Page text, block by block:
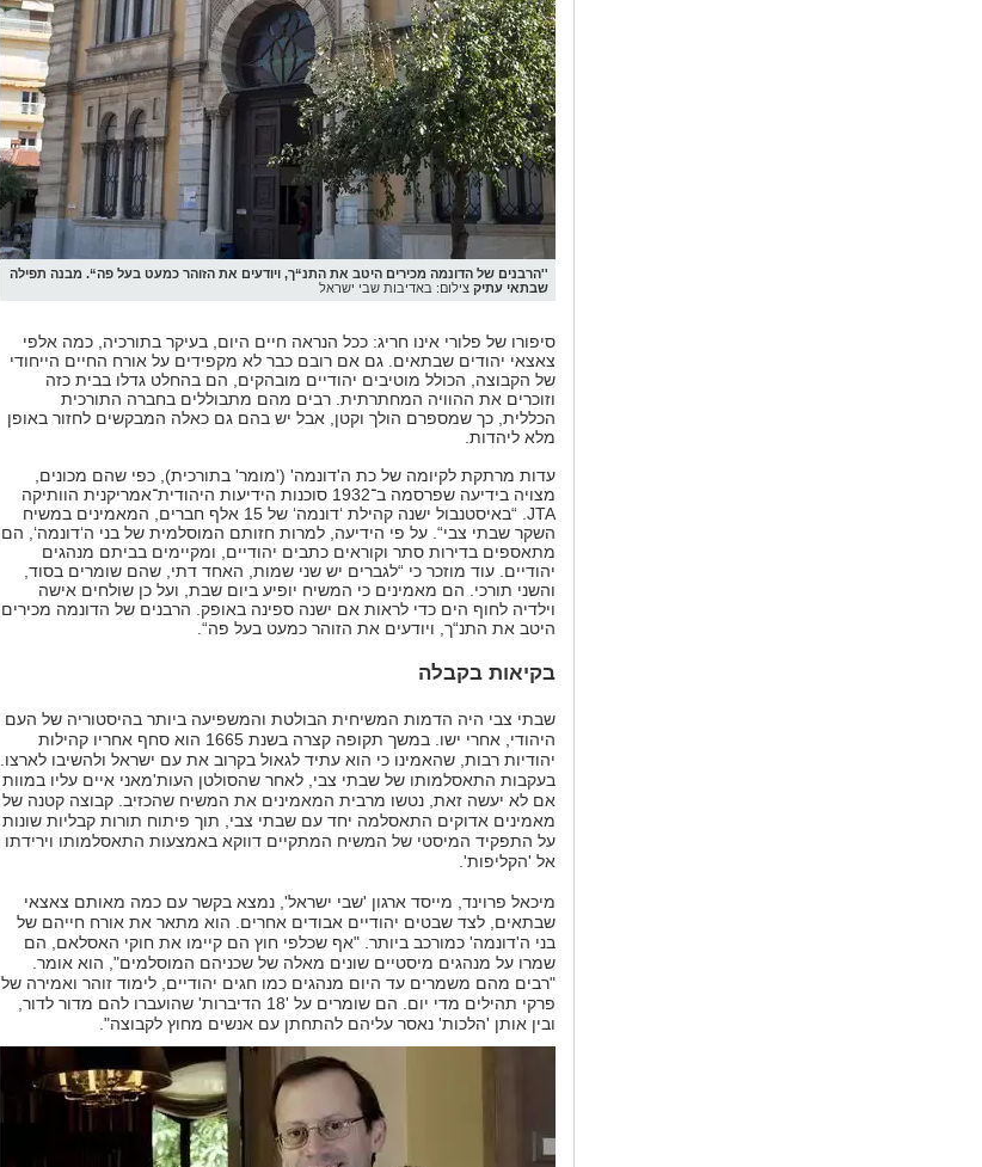
''הרבנים של הדונמה מכירים היטב את התנ“ך, ויודעים את הזוהר כמעט בעל פה“. מבנה תפילה
שבתאי עתיק צילום: באדיבות שבי ישראל
סיפורו של פלורי אינו חריג: ככל הנראה חיים היום, בעיקר בתורכיה, כמה אלפי
צאצאי יהודים שבתאים. גם אם רובם כבר לא מקפידים על אורח החיים הייחודי
של הקבוצה, הכולל מוטיבים יהודיים מובהקים, הם בהחלט גדלו בבית כזה
וזוכרים את ההוויה המחתרתית. רבים מהם מתבוללים בחברה התורכית
הכללית, כך שמספרם הולך וקטן, אבל יש בהם גם כאלה המבקשים לחזור באופן
מלא ליהדות.
עדות מרתקת לקיומה של כת ה'דונמה' ('מומר' בתורכית), כפי שהם מכונים,
מצויה בידיעה שפרסמה ב־1932 סוכנות הידיעות היהודית־אמריקנית הוותיקה
JTA. “באיסטנבול ישנה קהילת ‘דונמה‘ של 15 אלף חברים, המאמינים במשיח
השקר שבתי צבי“. על פי הידיעה, למרות חזותם המוסלמית של בני ה‘דונמה‘, הם
מתאספים בדירות סתר וקוראים כתבים יהודיים, ומקיימים בביתם מנהגים
יהודיים. עוד מוזכר כי “לגברים יש שני שמות, האחד דתי, שהם שומרים בסוד,
והשני תורכי. הם מאמינים כי המשיח יופיע ביום שבת, ועל כן שולחים אישה
וילדיה לחוף הים כדי לראות אם ישנה ספינה באופק. הרבנים של הדונמה מכירים
היטב את התנ“ך, ויודעים את הזוהר כמעט בעל פה“.
בקיאות בקבלה
שבתי צבי היה הדמות המשיחית הבולטת והמשפיעה ביותר בהיסטוריה של העם
היהודי, אחרי ישו. במשך תקופה קצרה בשנת 1665 הוא סחף אחריו קהילות
יהודיות רבות, שהאמינו כי הוא עתיד לגאול בקרוב את עם ישראל ולהשיבו לארצו.
בעקבות התאסלמותו של שבתי צבי, לאחר שהסולטן העות'מאני איים עליו במוות
אם לא יעשה זאת, נטשו מרבית המאמינים את המשיח שהכזיב. קבוצה קטנה של
מאמינים אדוקים התאסלמה יחד עם שבתי צבי, תוך פיתוח תורות קבליות שונות
על התפקיד המיסטי של המשיח המתקיים דווקא באמצעות התאסלמותו וירידתו
אל 'הקליפות'.
מיכאל פרוינד, מייסד ארגון 'שבי ישראל', נמצא בקשר עם כמה מאותם צאצאי
שבתאים, לצד שבטים יהודיים אבודים אחרים. הוא מתאר את אורח חייהם של
בני ה'דונמה' כמורכב ביותר. "אף שכלפי חוץ הם קיימו את חוקי האסלאם, הם
שמרו על מנהגים מיסטיים שונים מאלה של שכניהם המוסלמים", הוא אומר.
"רבים מהם משמרים עד היום מנהגים כמו חגים יהודיים, לימוד זוהר ואמירה של
פרקי תהילים מדי יום. הם שומרים על '18 הדיברות' שהועברו להם מדור לדור,
ובין אותן 'הלכות' נאסר עליהם להתחתן עם אנשים מחוץ לקבוצה".